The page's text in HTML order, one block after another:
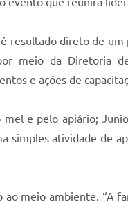
resultado direto de
meio da Diretoria
e ações de
e pelo apiário;
simples atividade de
meio ambiente. “A